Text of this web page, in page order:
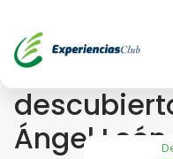
El cereal
Ángel León